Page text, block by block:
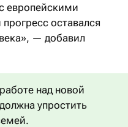
европейскими
оставался
— добавил
над новой
упростить